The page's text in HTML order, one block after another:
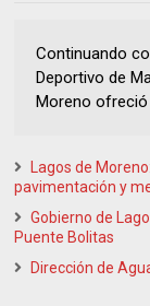
Continuando
Deportivo de
Moreno
Lagos de
pavimentación y
Gobierno de
Puente Bolitas
Dirección de